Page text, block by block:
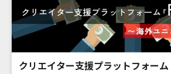
クリエイター支援プラットフォー